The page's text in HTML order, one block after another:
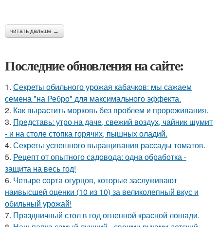
читать дальше →
Последние обновления на сайте:
1. Секреты обильного урожая кабачков: мы сажаем
семена "на Ребро" для максимального эффекта.
2. Как вырастить морковь без проблем и прореживания.
3. Представь: утро на даче, свежий воздух, чайник шумит
- и на столе стопка горячих, пышных оладий.
4. Секреты успешного выращивания рассады томатов.
5. Рецепт от опытного садовода: одна обработка -
защита на весь год!
6. Четыре сорта огурцов, которые заслуживают
наивысшей оценки (10 из 10) за великолепный вкус и
обильный урожай!
7. Праздничный стол в год огненной красной лошади.